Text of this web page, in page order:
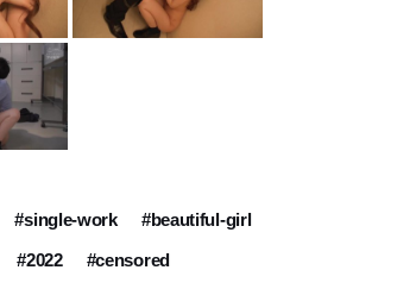
#single-work
#beautiful-girl
#2022 #censored